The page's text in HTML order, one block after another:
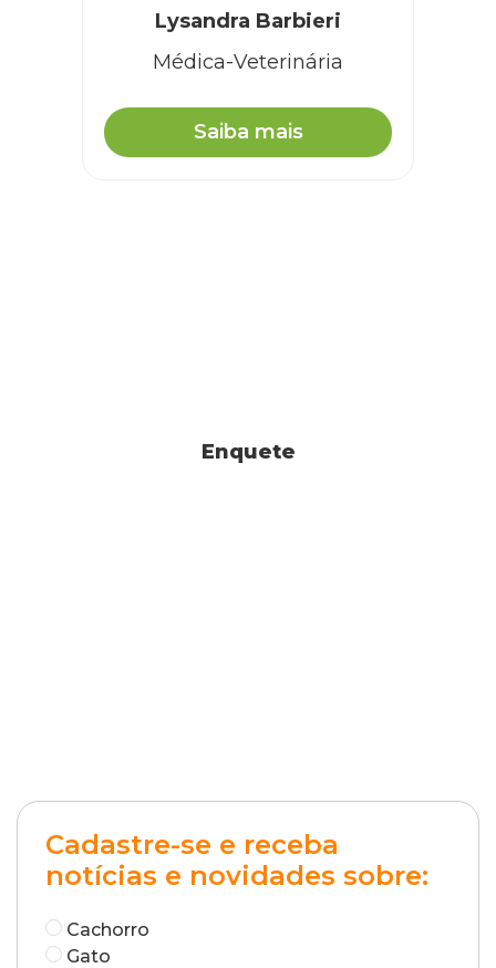
Lysandra Barbieri
Médica-Veterinária
Saiba mais
Enquete
Cadastre-se e receba
notícias e novidades sobre:
Cachorro
Gato